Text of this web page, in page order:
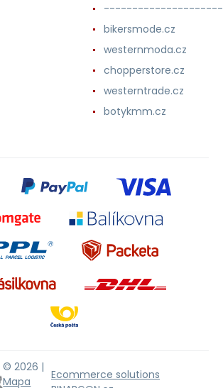
bikersmode.cz
westernmoda.cz
chopperstore.cz
westerntrade.cz
botykmm.cz
© 2026 |
Mapa
Ecommerce solutions